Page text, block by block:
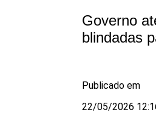
Governo
blindadas
Publicado em
22/05/2026